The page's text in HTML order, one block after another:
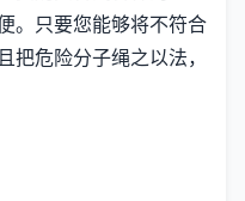
。只要您能够将不符合
把危险分子绳之以法，